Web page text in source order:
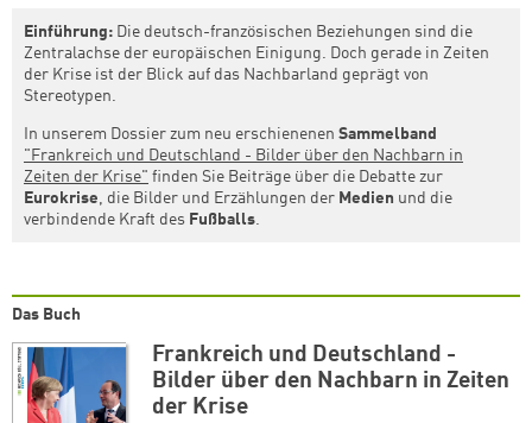
Einführung: Die deutsch-französischen Beziehungen sind die
Zentralachse der europäischen Einigung. Doch gerade in Zeiten
der Krise ist der Blick auf das Nachbarland geprägt von
Stereotypen.
In unserem Dossier zum neu erschienenen Sammelband
"Frankreich und Deutschland - Bilder über den Nachbarn in
Zeiten der Krise" finden Sie Beiträge über die Debatte zur
Eurokrise, die Bilder und Erzählungen der Medien und die
verbindende Kraft des Fußballs.
Das Buch
Frankreich und Deutschland -
Bilder über den Nachbarn in Zeiten
der Krise